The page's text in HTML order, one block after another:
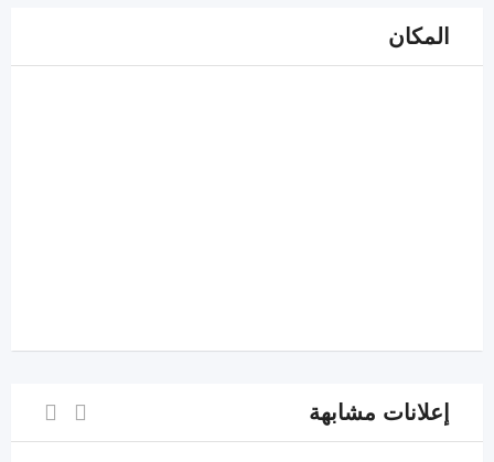
المكان
إعلانات مشابهة